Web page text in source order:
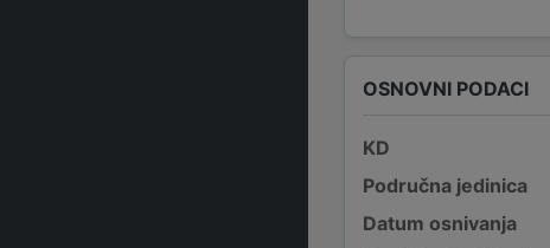
OSNOVNI PODACI
KD
Područna jedinica
Datum osnivanja